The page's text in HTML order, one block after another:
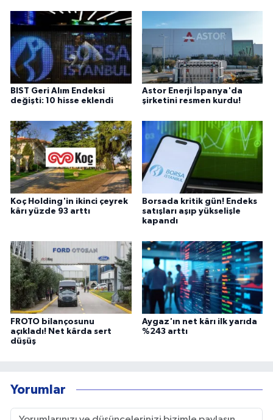
BIST Geri Alım Endeksi
değişti: 10 hisse eklendi
Astor Enerji İspanya'da
şirketini resmen kurdu!
Koç Holding'in ikinci çeyrek
kârı yüzde 93 arttı
Borsada kritik gün! Endeks
satışları aşıp yükselişle
kapandı
FROTO bilançosunu
açıkladı! Net kârda sert
düşüş
Aygaz'ın net kârı ilk yarıda
%243 arttı
Yorumlar